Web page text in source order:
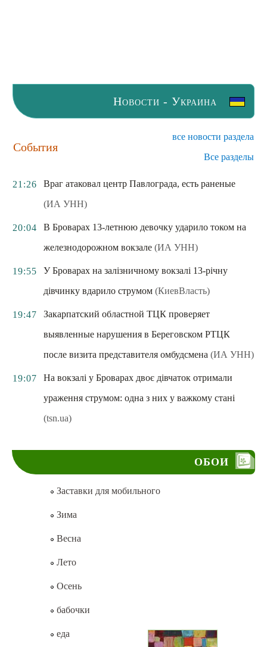
Новости - Украина
События
все новости раздела
Все разделы
21:26
Враг атаковал центр Павлограда, есть раненые
(ИА УНН)
20:04
В Броварах 13-летнюю девочку ударило током на
железнодорожном вокзале (ИА УНН)
19:55
У Броварах на залізничному вокзалі 13-річну
дівчинку вдарило струмом (КиевВласть)
19:47
Закарпатский областной ТЦК проверяет
выявленные нарушения в Береговском РТЦК
после визита представителя омбудсмена (ИА УНН)
19:07
На вокзалі у Броварах двоє дівчаток отримали
ураження струмом: одна з них у важкому стані
(tsn.ua)
ОБОИ
Заставки для мобильного
Зима
Весна
Лето
Осень
бабочки
еда